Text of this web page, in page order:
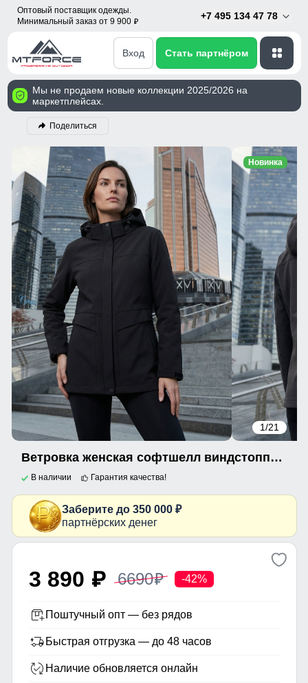
Оптовый поставщик одежды.
Минимальный заказ от 9 900 p
+7 495 134 47 78
Вход Стать партнёром
Мы не продаем новые коллекции 2025/2026 на
маркетплейсах.
Поделиться
1/21
Новинка
Ветровка женская софтшелл виндстоппер с капюшоном спортивная черного цвета 9616_1Ch
В наличии Гарантия качества!
Заберите до 350 000 ₽
партнёрских денег
3 890 p 6690p -42%
Поштучный опт — без рядов
Быстрая отгрузка — до 48 часов
Наличие обновляется онлайн